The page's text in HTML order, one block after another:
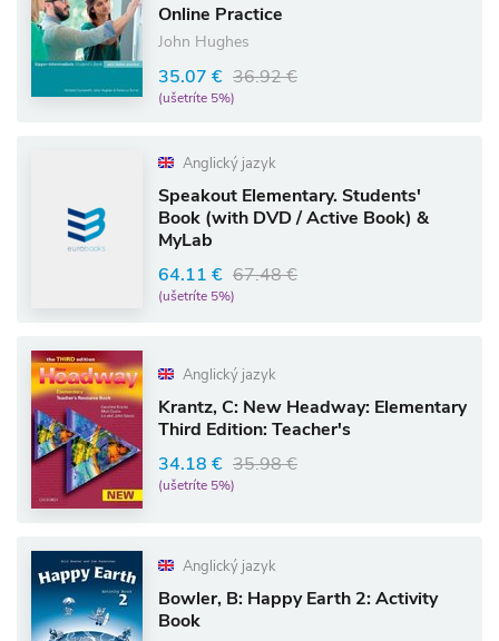
Online Practice
John Hughes
35.07 € 36.92 €
(ušetríte 5%)
Anglický jazyk
Speakout Elementary. Students'
Book (with DVD / Active Book) &
MyLab
64.11 € 67.48 €
(ušetríte 5%)
Anglický jazyk
Krantz, C: New Headway: Elementary
Third Edition: Teacher's
34.18 € 35.98 €
(ušetríte 5%)
Anglický jazyk
Bowler, B: Happy Earth 2: Activity
Book